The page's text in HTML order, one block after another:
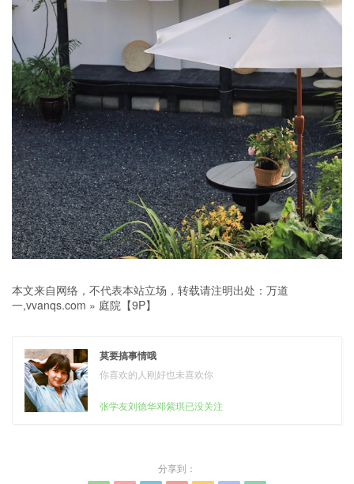
本文来自网络，不代表本站立场，转载请注明出处： 万道
一,vvanqs.com » 庭院【9P】
莫要搞事情哦
你喜欢的人刚好也未喜欢你
张学友刘德华邓紫琪已没关注
分享到：